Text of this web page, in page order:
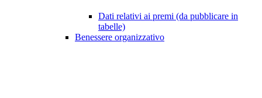
Dati relativi ai premi (da pubblicare in
tabelle)
Benessere organizzativo